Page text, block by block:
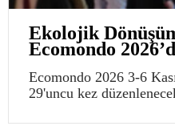
Ekolojik
Ecomondo
Ecomondo 2026 3-6
29'uncu kez